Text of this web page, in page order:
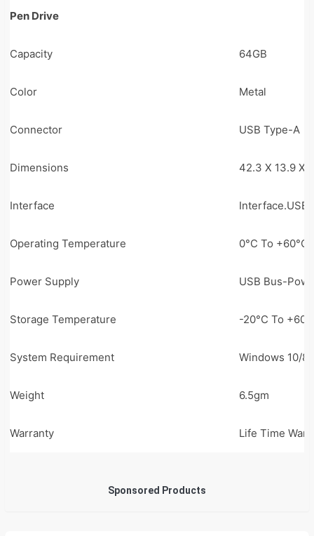
Pen Drive
Capacity 64GB
Color Metal
Connector USB Type-A
Dimensions 42.3 X 13.9 X
Interface Interface.USB
Operating Temperature 0°C To +60°C
Power Supply USB Bus-
Storage Temperature -20°C To
System Requirement Windows 10/
Weight 6.5gm
Warranty Life Time
Sponsored Products